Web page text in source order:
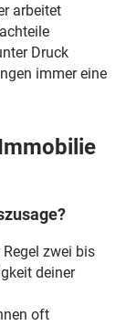
arbeitet
Druck
immer eine
zwei bis
deiner
oft